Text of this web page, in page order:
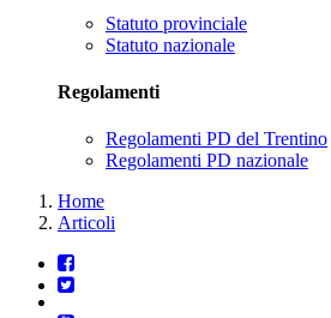
Statuto provinciale
Statuto nazionale
Regolamenti
Regolamenti PD del Trentino
Regolamenti PD nazionale
Home
Articoli